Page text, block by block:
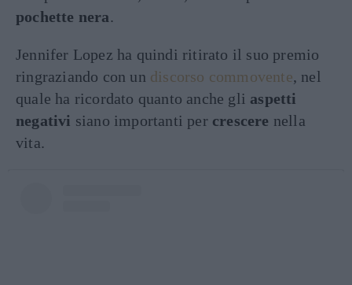
pochette nera.
Jennifer Lopez ha quindi ritirato il suo premio
ringraziando con un discorso commovente, nel
quale ha ricordato quanto anche gli aspetti
negativi siano importanti per crescere nella
vita.